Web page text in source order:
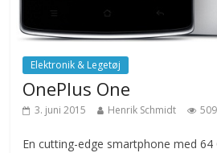
Elektronik & Legetøj
OnePlus One
3. juni 2015 Henrik Schmidt
En cutting-edge smartphone med